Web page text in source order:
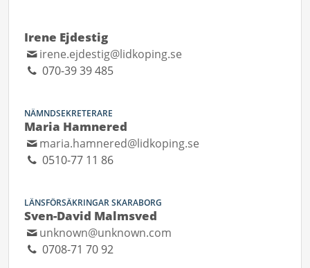
Irene Ejdestig
irene.ejdestig@lidkoping.se
070-39 39 485
NÄMNDSEKRETERARE
Maria Hamnered
maria.hamnered@lidkoping.se
0510-77 11 86
LÄNSFÖRSÄKRINGAR SKARABORG
Sven-David Malmsved
unknown@unknown.com
0708-71 70 92